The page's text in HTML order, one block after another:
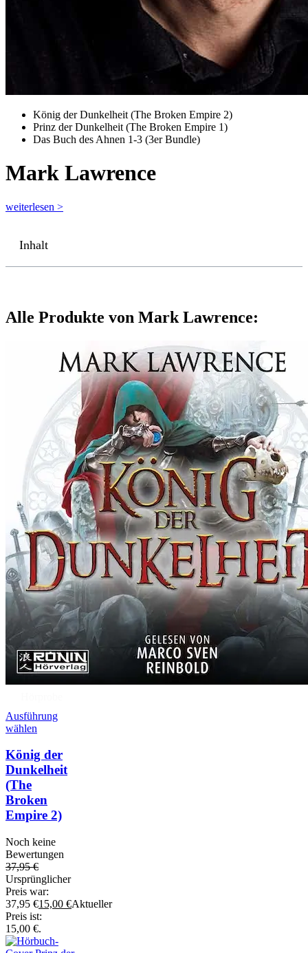
König der Dunkelheit (The Broken Empire 2)
Prinz der Dunkelheit (The Broken Empire 1)
Das Buch des Ahnen 1-3 (3er Bundle)
Mark Lawrence
weiterlesen >
Inhalt
Alle Produkte von Mark Lawrence:
Ausführung
wählen
König der
Dunkelheit
(The
Broken
Empire 2)
Noch keine
Bewertungen
37,95€
Ursprünglicher
Preis war:
37,95 €15,00 €Aktueller
Preis ist:
15,00 €.